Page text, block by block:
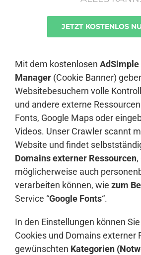
JETZT KOSTENLOS
Mit dem kostenlosen AdSimple
Manager (Cookie Banner)
Websitebesuchern volle
und andere externe
Fonts, Google Maps oder
Videos. Unser Crawler scannt
Website und findet
Domains externer Ressourcen,
möglicherweise auch
verarbeiten können, wie zum
Service “Google Fonts“.
In den Einstellungen können
Cookies und Domains externer
gewünschten Kategorien